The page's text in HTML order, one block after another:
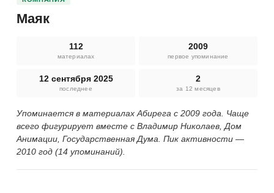
Маяк
112
материалах
2009
первое упоминание
12 сентября 2025
последнее
2
за 12 месяцев
Упоминается в материалах Абирега с 2009 года. Чаще
всего фигурирует вместе с Владимир Николаев, Дом
Анимации, Государственная Дума. Пик активности —
2010 год (14 упоминаний).